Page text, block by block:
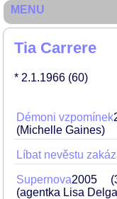
Tia Carrere
* 2.1.1966 (60)
Démoni vzpomínek
(Michelle Gaines)
Líbat nevěstu
Supernova2005
(agentka Lisa
MENU